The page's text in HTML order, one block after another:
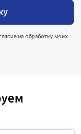
на обработку моих